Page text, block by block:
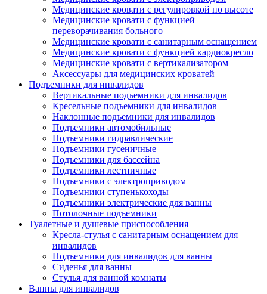
Медицинские кровати с регулировкой по высоте
Медицинские кровати с функцией
переворачивания больного
Медицинские кровати с санитарным оснащением
Медицинские кровати с функцией кардиокресло
Медицинские кровати с вертикализатором
Аксессуары для медицинских кроватей
Подъемники для инвалидов
Вертикальные подъемники для инвалидов
Кресельные подъемники для инвалидов
Наклонные подъемники для инвалидов
Подъемники автомобильные
Подъемники гидравлические
Подъемники гусеничные
Подъемники для бассейна
Подъемники лестничные
Подъемники с электроприводом
Подъемники ступенькоходы
Подъемники электрические для ванны
Потолочные подъемники
Туалетные и душевые приспособления
Кресла-стулья с санитарным оснащением для
инвалидов
Подъемники для инвалидов для ванны
Сиденья для ванны
Стулья для ванной комнаты
Ванны для инвалидов